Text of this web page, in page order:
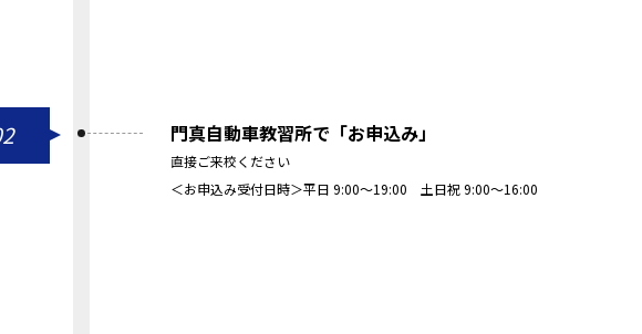
門真自動車教習所で「お申込み」
直接ご来校ください
＜お申込み受付日時＞平日 9:00～19:00 土日祝 9:00～16:00